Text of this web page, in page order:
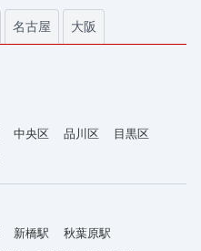
名古屋 大阪
中央区 品川区
目黒区
新橋駅
秋葉原駅